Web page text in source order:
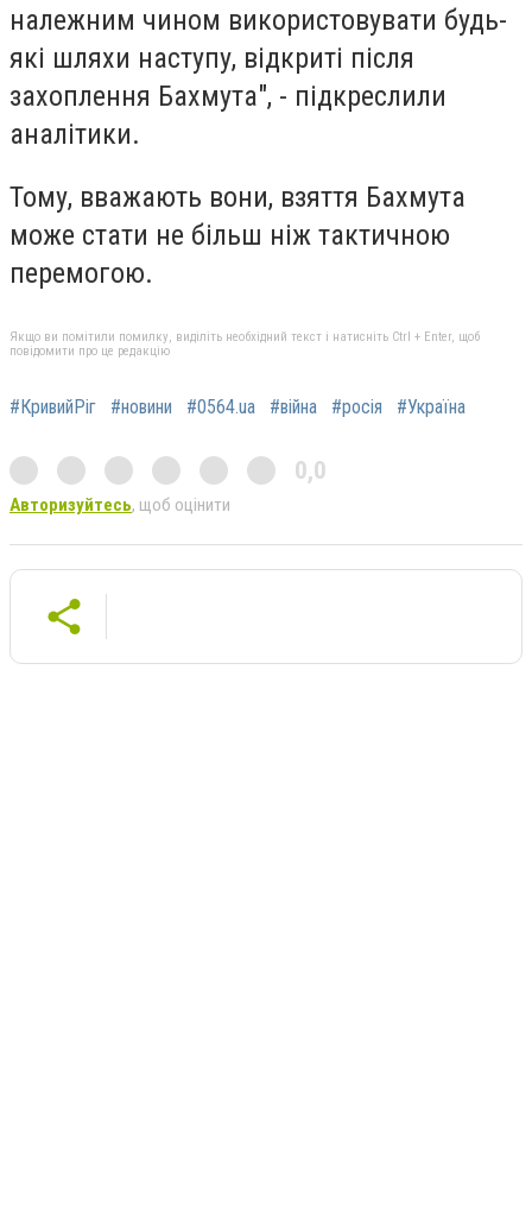
належним чином використовувати будь-
які шляхи наступу, відкриті після
захоплення Бахмута", - підкреслили
аналітики.
Тому, вважають вони, взяття Бахмута
може стати не більш ніж тактичною
перемогою.
Якщо ви помітили помилку, виділіть необхідний текст і натисніть Ctrl + Enter, щоб
повідомити про це редакцію
#КривийРіг #новини #0564.ua #війна #росія #Україна
0,0
Авторизуйтесь, щоб оцінити